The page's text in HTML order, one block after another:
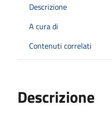
Descrizione
A cura di
Contenuti correlati
Descrizione